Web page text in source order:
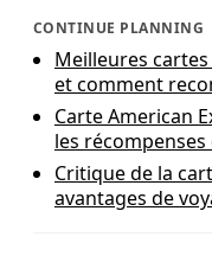
CONTINUE PLANNING
Meilleures
et comment
Carte American
les récompenses
Critique de la
avantages de